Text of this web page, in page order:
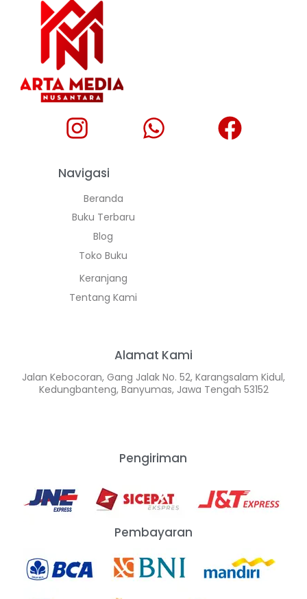
Navigasi
Beranda
Buku Terbaru
Blog
Toko Buku
Keranjang
Tentang Kami
Alamat Kami
Jalan Kebocoran, Gang Jalak No. 52, Karangsalam Kidul,
Kedungbanteng, Banyumas, Jawa Tengah 53152
Pengiriman
Pembayaran